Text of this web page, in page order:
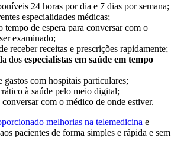
24 horas por dia e 7 dias por semana;
especialidades médicas;
de espera para conversar com o
examinado;
receber receitas e prescrições rapidamente;
dos especialistas em saúde em tempo
com hospitais particulares;
à saúde pelo meio digital;
com o médico de onde estiver.
melhorias na telemedicina e
pacientes de forma simples e rápida e sem